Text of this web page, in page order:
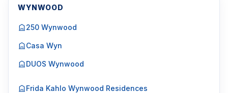
WYNWOOD
250 Wynwood
Casa Wyn
DUOS Wynwood
Frida Kahlo Wynwood Residences